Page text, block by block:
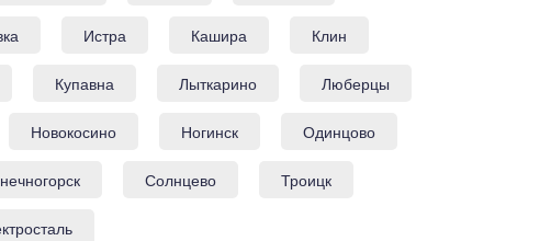
Истра Кашира Клин
Купавна Лыткарино Люберцы
Новокосино Ногинск Одинцово
Солнцево Троицк